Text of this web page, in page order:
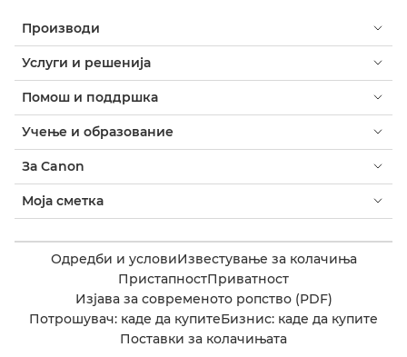
Производи
Услуги и решенија
Помош и поддршка
Учење и образование
За Canon
Моја сметка
Одредби и условиИзвестување за колачиња
ПристапностПриватност
Изјава за современото ропство (PDF)
Потрошувач: каде да купитеБизнис: каде да купите
Поставки за колачињата